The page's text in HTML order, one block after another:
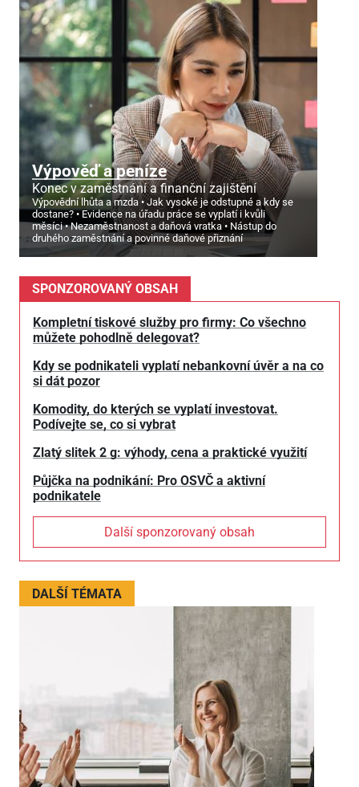
Výpověď a peníze
Konec v zaměstnání a finanční zajištění
Výpovědní lhůta a mzda
Jak vysoké je odstupné a kdy se
dostane?
Evidence na úřadu práce se vyplatí i kvůli
měsíci
Nezaměstnanost a daňová vratka
Nástup do
druhého zaměstnání a povinné daňové přiznání
SPONZOROVANÝ OBSAH
Kompletní tiskové služby pro firmy: Co všechno
můžete pohodlně delegovat?
Kdy se podnikateli vyplatí nebankovní úvěr a na co
si dát pozor
Komodity, do kterých se vyplatí investovat.
Podívejte se, co si vybrat
Zlatý slitek 2 g: výhody, cena a praktické využití
Půjčka na podnikání: Pro OSVČ a aktivní
podnikatele
Další sponzorovaný obsah
DALŠÍ TÉMATA